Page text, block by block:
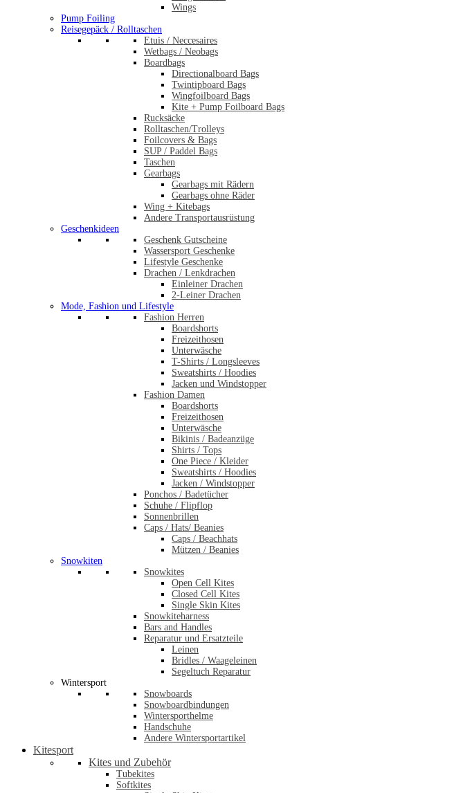
Wings
Pump Foiling
Reisegepäck / Rolltaschen
Etuis / Neccesaires
Wetbags / Neobags
Boardbags
Directionalboard Bags
Twintipboard Bags
Wingfoilboard Bags
Kite + Pump Foilboard Bags
Rucksäcke
Rolltaschen/Trolleys
Foilcovers & Bags
SUP / Paddel Bags
Taschen
Gearbags
Gearbags mit Rädern
Gearbags ohne Räder
Wing + Kitebags
Andere Transportausrüstung
Geschenkideen
Geschenk Gutscheine
Wassersport Geschenke
Lifestyle Geschenke
Drachen / Lenkdrachen
Einleiner Drachen
2-Leiner Drachen
Mode, Fashion und Lifestyle
Fashion Herren
Boardshorts
Freizeithosen
Unterwäsche
T-Shirts / Longsleeves
Sweatshirts / Hoodies
Jacken und Windstopper
Fashion Damen
Boardshorts
Freizeithosen
Unterwäsche
Bikinis / Badeanzüge
Shirts / Tops
One Piece / Kleider
Sweatshirts / Hoodies
Jacken / Windstopper
Ponchos / Badetücher
Schuhe / Flipflop
Sonnenbrillen
Caps / Hats/ Beanies
Caps / Beachhats
Mützen / Beanies
Snowkiten
Snowkites
Open Cell Kites
Closed Cell Kites
Single Skin Kites
Snowkiteharness
Bars and Handles
Reparatur und Ersatzteile
Leinen
Bridles / Waageleinen
Segeltuch Reparatur
Wintersport
Snowboards
Snowboardbindungen
Wintersporthelme
Handschuhe
Andere Wintersportartikel
Kitesport
Kites und Zubehör
Tubekites
Softkites